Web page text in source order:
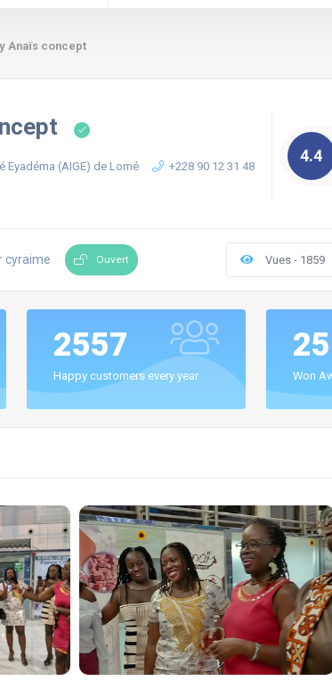
Anaïs concept
(AIGE) de Lomé
+228 90 12 31 48
4.4
cyraime Ouvert Vues - 1859
2557
Happy customers every year
25
Won